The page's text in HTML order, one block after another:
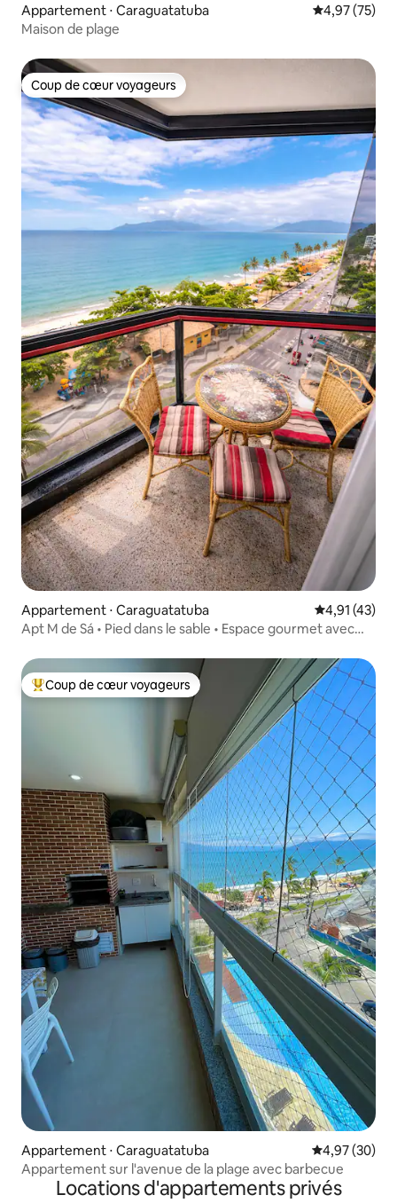
Appartement ⋅ Caraguatatuba Évaluation
4,97 (75)
Maison de plage
Coup de cœur voyageurs
Coup de cœur voyageurs
Appartement ⋅ Caraguatatuba Évaluation
4,91 (43)
Apt M de Sá • Pied dans le sable • Espace gourmet avec
Coups de cœur voyageurs les plus appréciés
Coup de cœur voyageurs
Appartement ⋅ Caraguatatuba Évaluation
4,97 (30)
Appartement sur l'avenue de la plage avec barbecue
Locations d'appartements privés